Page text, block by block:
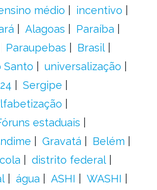
médio
incentivo
Alagoas
Paraíba
Paraupebas
Brasil
Santo
universalização
Sergipe
estaduais
Gravatá
Belém
distrito federal
água ASHI
WASHI